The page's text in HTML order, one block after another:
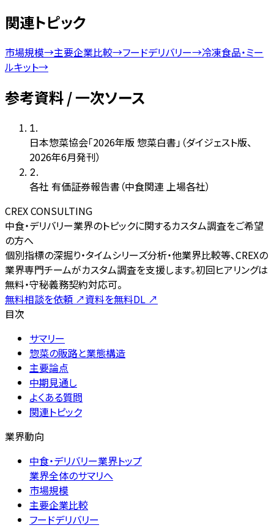
関連トピック
市場規模→主要企業比較→フードデリバリー→冷凍食品・ミー
ルキット→
参考資料 / 一次ソース
1.
日本惣菜協会「2026年版 惣菜白書」（ダイジェスト版、
2026年6月発刊）
2.
各社 有価証券報告書（中食関連 上場各社）
CREX CONSULTING
中食・デリバリー業界のトピックに関するカスタム調査をご希望
の方へ
個別指標の深掘り・タイムシリーズ分析・他業界比較等、CREXの
業界専門チームがカスタム調査を支援します。初回ヒアリングは
無料・守秘義務契約対応可。
無料相談を依頼 ↗資料を無料DL ↗
目次
サマリー
惣菜の販路と業態構造
主要論点
中期見通し
よくある質問
関連トピック
業界動向
中食・デリバリー業界トップ
業界全体のサマリへ
市場規模
主要企業比較
フードデリバリー